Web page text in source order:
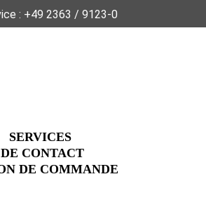
: +49 2363 / 9123-0
SERVICES
CONTACT
DE COMMANDE